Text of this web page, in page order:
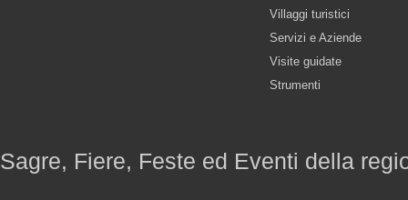
Villaggi turistici
Servizi e Aziende
Visite guidate
Strumenti
Sagre, Fiere, Feste ed Eventi della